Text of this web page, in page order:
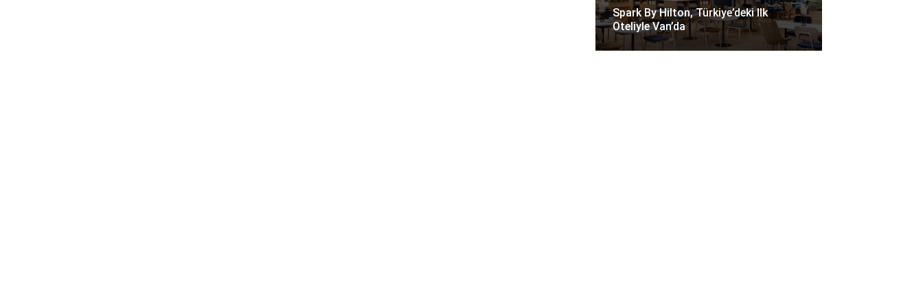
Spark By Hilton, Türkiye’deki Ilk
Oteliyle Van’da